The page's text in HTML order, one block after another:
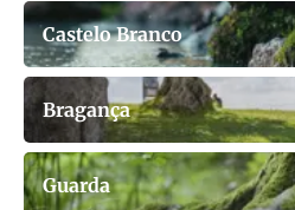
Castelo Branco
Bragança
Guarda